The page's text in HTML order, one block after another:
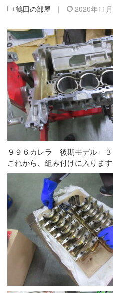
鶴田の部屋 | 2020年11
９９６カレラ 後期モデル ３
これから、組み付けに入ります